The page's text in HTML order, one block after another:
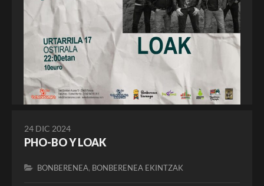
24 DIC 2024
PHO-BO Y LOAK
BONBERENEA, BONBERENEA EKINTZAK